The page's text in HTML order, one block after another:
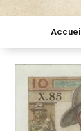
Accueil